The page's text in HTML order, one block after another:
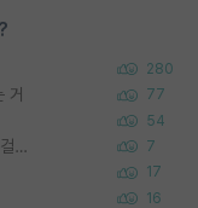
280
거 77
54
왜 후배가 못하는걸 교수님은 내 책임으로 돌리는걸까요? 7
17
16